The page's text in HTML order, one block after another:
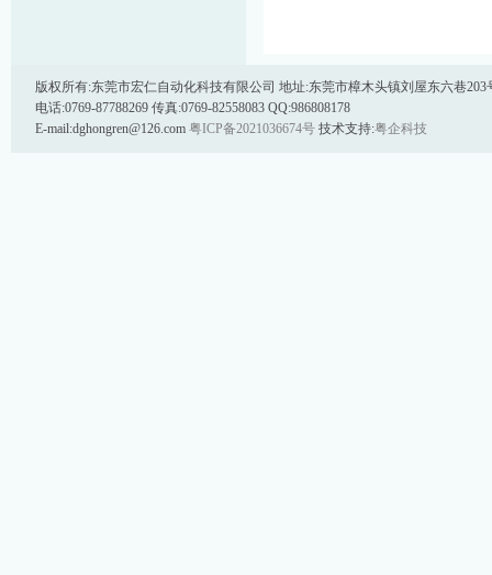
版权所有:东莞市宏仁自动化科技有限公司 地址:东莞市樟木头镇刘屋东六巷203
电话:0769-87788269 传真:0769-82558083 QQ:986808178
E-mail:dghongren@126.com 粤ICP备2021036674号 技术支持:粤企科技